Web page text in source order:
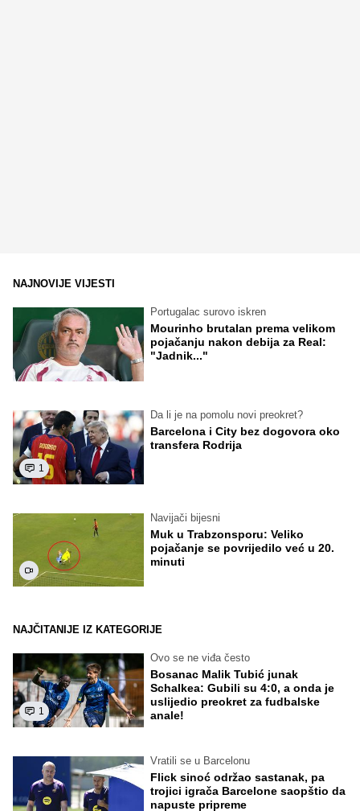
NAJNOVIJE VIJESTI
Portugalac surovo iskren
Mourinho brutalan prema velikom
pojačanju nakon debija za Real:
"Jadnik..."
1
Da li je na pomolu novi preokret?
Barcelona i City bez dogovora oko
transfera Rodrija
Navijači bijesni
Muk u Trabzonsporu: Veliko
pojačanje se povrijedilo već u 20.
minuti
NAJČITANIJE IZ KATEGORIJE
1
Ovo se ne viđa često
Bosanac Malik Tubić junak
Schalkea: Gubili su 4:0, a onda je
uslijedio preokret za fudbalske
anale!
Vratili se u Barcelonu
Flick sinoć održao sastanak, pa
trojici igrača Barcelone saopštio da
napuste pripreme